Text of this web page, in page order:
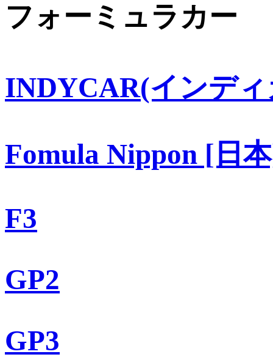
フォーミュラカー
INDYCAR(インデ
Fomula Nippon [日
F3
GP2
GP3